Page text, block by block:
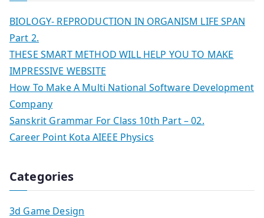
BIOLOGY- REPRODUCTION IN ORGANISM LIFE SPAN
Part 2.
THESE SMART METHOD WILL HELP YOU TO MAKE
IMPRESSIVE WEBSITE
How To Make A Multi National Software Development
Company
Sanskrit Grammar For Class 10th Part – 02.
Career Point Kota AIEEE Physics
Categories
3d Game Design